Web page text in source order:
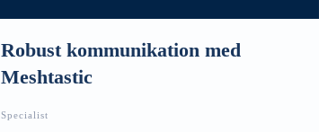
Robust kommunikation med
Meshtastic
Specialist